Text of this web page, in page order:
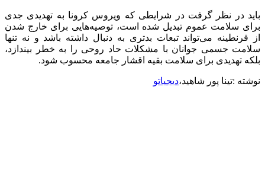
باید در نظر گرفت در شرایطی که ویروس کرونا به تهدیدی جدی
برای سلامت عموم تبدیل شده است، توصیه‌هایی برای خارج شدن
از قرنطینه می‌تواند تبعات بدتری به دنبال داشته باشد و نه تنها
سلامت جسمی جوانان با مشکلات حاد روحی را به خطر بیندازد،
بلکه تهدیدی برای سلامت بقیه اقشار جامعه محسوب شود.
نوشته :تینا پور شاهید،دیجیاتو